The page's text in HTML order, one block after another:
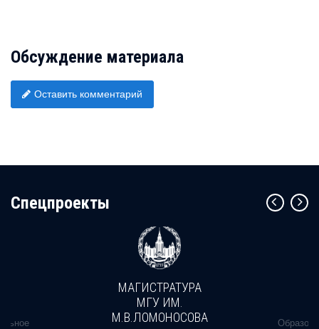
Обсуждение материала
Оставить комментарий
Cпецпроекты
МАГИСТРАТУРА
МГУ ИМ.
М.В.ЛОМОНОСОВА